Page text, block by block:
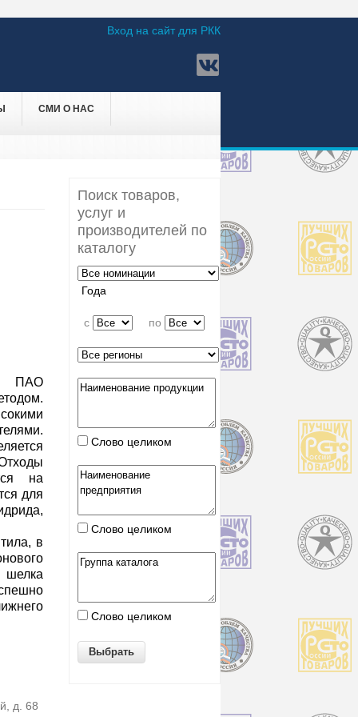
Вход на сайт для РКК
СМИ О НАС
ПАО
на
для
в
шелка
д. 68
Поиск товаров,
услуг и
производителей по
каталогу
Года
c по
Слово целиком
Слово целиком
Слово целиком